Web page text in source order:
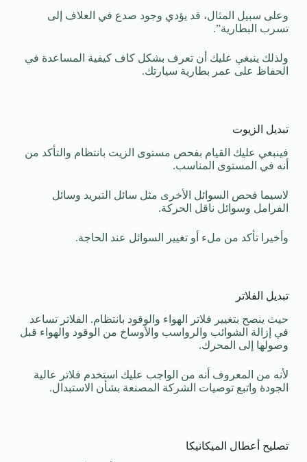
وعلى سبيل المثال، قد يؤدي وجود صدع في الغلاف إلى
تسرب البطارية”.
ولذلك ينبغي عليك أن تعرف بشكل كاف كيفية المساعدة في
الحفاظ على عمر بطارية سيارتك.
تبديل الزيوت
فينبغي عليك القيام بفحص مستوى الزيت بانتظام والتأكد من
أنه في المستوى المناسب.
لاسيما فحص السوائل الأخرى مثل سائل التبريد وسائل
الفرامل وسوائل ناقل الحركة.
وأخيرا تأكد من ملء أو تغيير السوائل عند الحاجة.
تبديل الفلاتر
حيث ينصح بتغيير فلاتر الهواء والوقود بانتظام. الفلاتر تساعد
في إزالة الشوائب والرواسب والأوساخ من الوقود والهواء قبل
وصولها إلى المحرك.
لأنه من المعروف أنه من الواجب عليك استخدم فلاتر عالية
الجودة واتبع توصيات الشركة المصنعة بشأن الاستبدال.
تصليح أعطال الميكانيكا